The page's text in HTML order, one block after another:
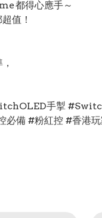
都得心應手～
值！
手掣
備 #粉紅控 #香港